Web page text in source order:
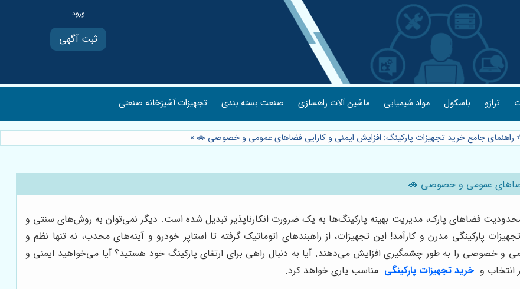
ثبت آگهی
ترازو باسکول مواد شیمیایی ماشین آلات راهسازی صنعت بسته بندی تجهیزات آشپزخانه صنعتی
راهنمای جامع خرید تجهیزات پارکینگ: افزایش ایمنی و کارایی فضاهای عمومی و خصوصی 🚗»
فضاهای عمومی و خصوصی 🚗
و محدودیت فضاهای پارک، مدیریت بهینه پارکینگ‌ها به یک ضرورت انکارناپذیر تبدیل شده است. دیگر نمی‌توان به روش‌های سنتی و
پارکینگی مدرن و کارآمد! این تجهیزات، از راهبندهای اتوماتیک گرفته تا استاپر خودرو و آینه‌های محدب، نه تنها نظم و
و خصوصی را به طور چشمگیری افزایش می‌دهند. آیا به دنبال راهی برای ارتقای پارکینگ خود هستید؟ آیا می‌خواهید ایمنی و
انتخاب و خرید تجهیزات پارکینگی مناسب یاری خواهد کرد.